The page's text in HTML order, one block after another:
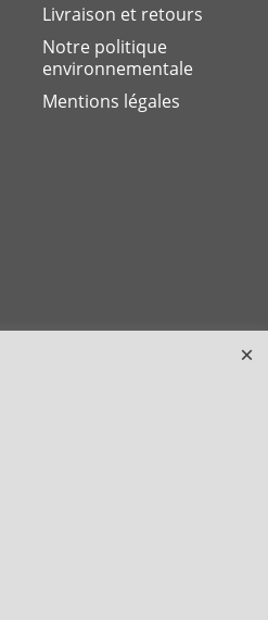
Livraison et retours
Notre politique
environnementale
Mentions légales